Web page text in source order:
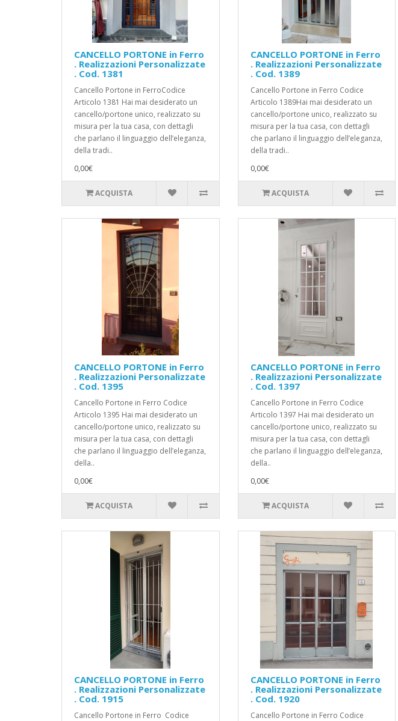
CANCELLO PORTONE in Ferro
. Realizzazioni Personalizzate
. Cod. 1381
Cancello Portone in FerroCodice
Articolo 1381 Hai mai desiderato un
cancello/portone unico, realizzato su
misura per la tua casa, con dettagli
che parlano il linguaggio dell’eleganza,
della tradi..
0,00€
ACQUISTA
CANCELLO PORTONE in Ferro
. Realizzazioni Personalizzate
. Cod. 1389
Cancello Portone in Ferro Codice
Articolo 1389Hai mai desiderato un
cancello/portone unico, realizzato su
misura per la tua casa, con dettagli
che parlano il linguaggio dell’eleganza,
della tradi..
0,00€
ACQUISTA
CANCELLO PORTONE in Ferro
. Realizzazioni Personalizzate
. Cod. 1395
Cancello Portone in Ferro Codice
Articolo 1395 Hai mai desiderato un
cancello/portone unico, realizzato su
misura per la tua casa, con dettagli
che parlano il linguaggio dell’eleganza,
della..
0,00€
ACQUISTA
CANCELLO PORTONE in Ferro
. Realizzazioni Personalizzate
. Cod. 1397
Cancello Portone in Ferro Codice
Articolo 1397 Hai mai desiderato un
cancello/portone unico, realizzato su
misura per la tua casa, con dettagli
che parlano il linguaggio dell’eleganza,
della..
0,00€
ACQUISTA
CANCELLO PORTONE in Ferro
. Realizzazioni Personalizzate
. Cod. 1915
Cancello Portone in Ferro Codice
CANCELLO PORTONE in Ferro
. Realizzazioni Personalizzate
. Cod. 1920
Cancello Portone in Ferro Codice